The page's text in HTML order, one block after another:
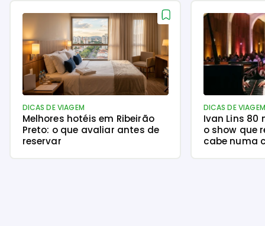
DICAS DE VIAGEM
Melhores hotéis em Ribeirão
Preto: o que avaliar antes de
reservar
DICAS DE VIAGEM
Ivan Lins 80
o show que
cabe numa